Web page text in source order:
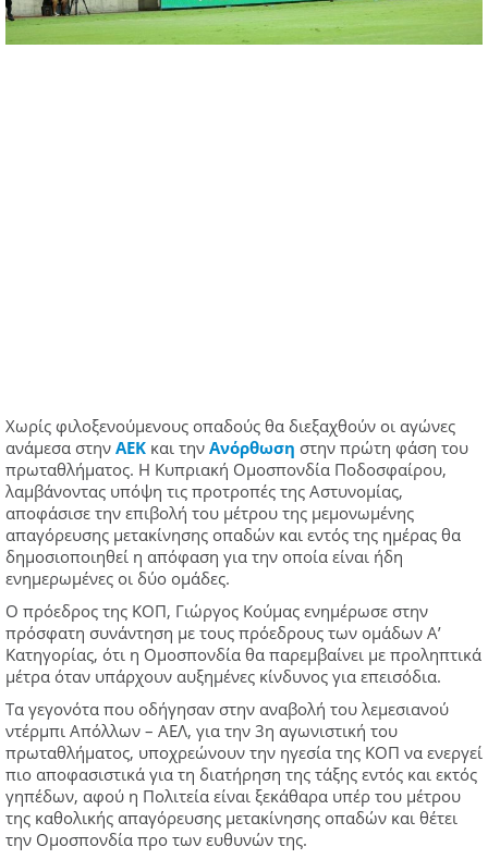
Χωρίς φιλοξενούμενους οπαδούς θα διεξαχθούν οι αγώνες
ανάμεσα στην ΑΕΚ και την Ανόρθωση στην πρώτη φάση του
πρωταθλήματος. Η Κυπριακή Ομοσπονδία Ποδοσφαίρου,
λαμβάνοντας υπόψη τις προτροπές της Αστυνομίας,
αποφάσισε την επιβολή του μέτρου της μεμονωμένης
απαγόρευσης μετακίνησης οπαδών και εντός της ημέρας θα
δημοσιοποιηθεί η απόφαση για την οποία είναι ήδη
ενημερωμένες οι δύο ομάδες.
Ο πρόεδρος της ΚΟΠ, Γιώργος Κούμας ενημέρωσε στην
πρόσφατη συνάντηση με τους πρόεδρους των ομάδων Α’
Κατηγορίας, ότι η Ομοσπονδία θα παρεμβαίνει με προληπτικά
μέτρα όταν υπάρχουν αυξημένες κίνδυνος για επεισόδια.
Τα γεγονότα που οδήγησαν στην αναβολή του λεμεσιανού
ντέρμπι Απόλλων – ΑΕΛ, για την 3η αγωνιστική του
πρωταθλήματος, υποχρεώνουν την ηγεσία της ΚΟΠ να ενεργεί
πιο αποφασιστικά για τη διατήρηση της τάξης εντός και εκτός
γηπέδων, αφού η Πολιτεία είναι ξεκάθαρα υπέρ του μέτρου
της καθολικής απαγόρευσης μετακίνησης οπαδών και θέτει
την Ομοσπονδία προ των ευθυνών της.